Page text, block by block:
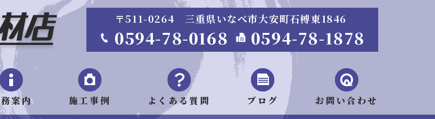
〒511-0264 三重県いなべ市大安町石榑東1846
0594-78-0168 0594-78-1878
案内 施工事例 よくある質問 ブログ お問い合わせ